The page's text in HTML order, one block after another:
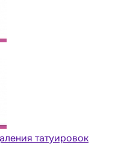
татуировок